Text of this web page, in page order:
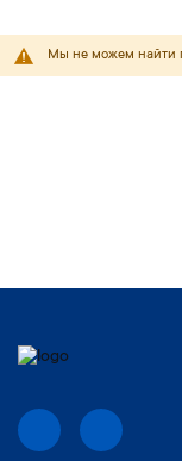
Мы не можем найти